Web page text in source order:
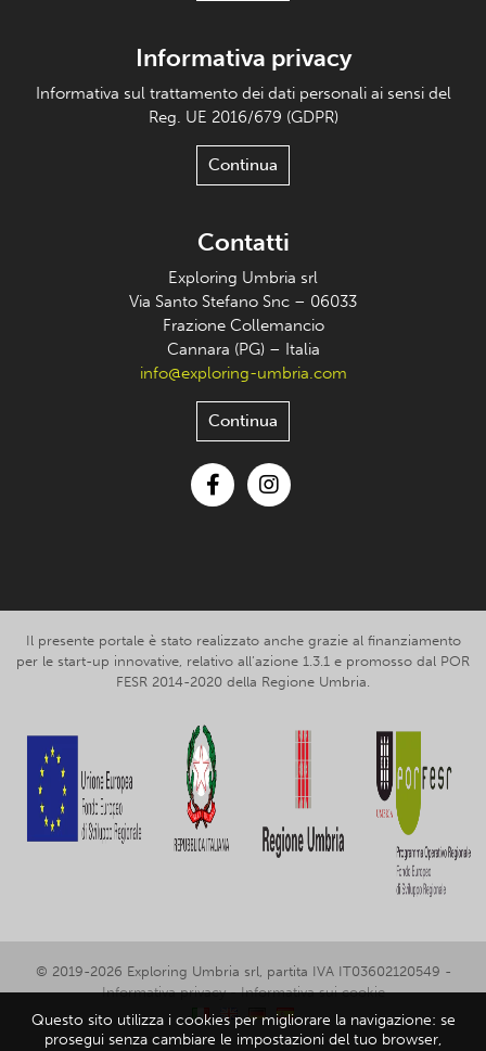
Informativa privacy
Informativa sul trattamento dei dati personali ai sensi del
Reg. UE 2016/679 (GDPR)
Continua
Contatti
Exploring Umbria srl
Via Santo Stefano Snc – 06033
Frazione Collemancio
Cannara (PG) – Italia
info@exploring-umbria.com
Continua
Il presente portale è stato realizzato anche grazie al finanziamento
per le start-up innovative, relativo all’azione 1.3.1 e promosso dal POR
FESR 2014-2020 della Regione Umbria.
© 2019-2026 Exploring Umbria srl, partita IVA IT03602120549 -
Informativa privacy-Informativa sui cookie
Questo sito utilizza i cookies per migliorare la navigazione: se
prosegui senza cambiare le impostazioni del tuo browser,